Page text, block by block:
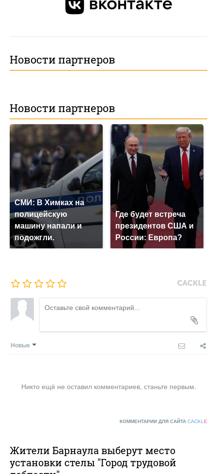
Новости партнеров
Новости партнеров
СМИ: В Химках на
полицейскую
машину напали и
подожгли.
Где будет встреча
президентов США и
России: Европа?
Новые
Никто ещё не оставил комментариев, станьте первым.
КОММЕНТАРИИ ДЛЯ САЙТА CACKL E
Жители Барнаула выберут место
установки стелы "Город трудовой